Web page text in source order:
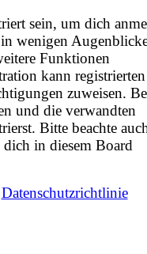
sein, um dich
wenigen
Funktionen
kann registrierten
zuweisen.
und die verwandten
Bitte beachte
in diesem Board
Datenschutzrichtlinie